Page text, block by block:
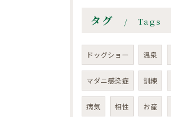
タグ Tags
ドッグショー 温泉
マダニ感染症 訓練
病気 相性 お産